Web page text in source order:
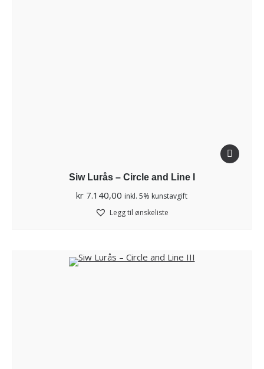
Siw Lurås – Circle and Line I
kr 7.140,00 inkl. 5% kunstavgift
Legg til ønskeliste